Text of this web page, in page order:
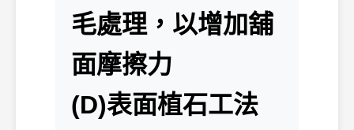
毛處理，以增加舖
面摩擦力
(D)表面植石工法